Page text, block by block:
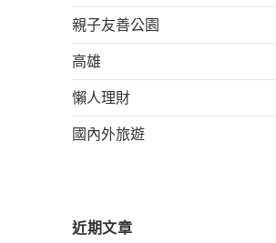
親子友善公園
高雄
懶人理財
國內外旅遊
近期文章